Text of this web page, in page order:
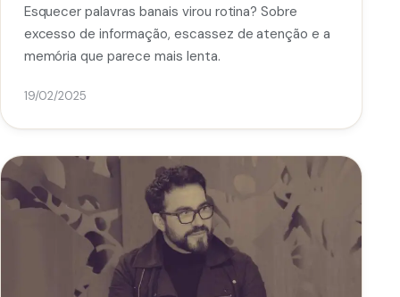
Esquecer palavras banais virou rotina? Sobre
excesso de informação, escassez de atenção e a
memória que parece mais lenta.
19/02/2025